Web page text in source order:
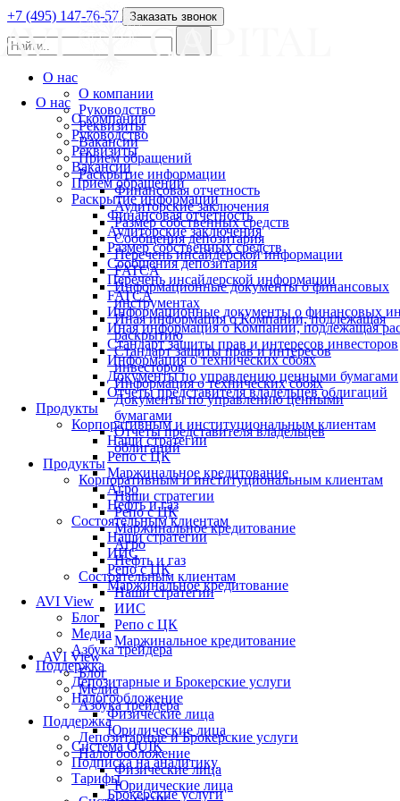
О нас
О компании
Руководство
Реквизиты
Вакансии
Прием обращений
Раскрытие информации
Финансовая отчетность
Аудиторские заключения
Размер собственных средств
Сообщения депозитария
Перечень инсайдерской информации
FATCA
Информационные документы о финансовых
Иная информация о Компании, подлежащая
Стандарт защиты прав и интересов инвесторов
Информация о технических сбоях
Документы по управлению ценными бумагами
Отчеты представителя владельцев облигаций
Продукты
Корпоративным и институциональным клиентам
Наши стратегии
Репо с ЦК
Маржинальное кредитование
Агро
Нефть и газ
Состоятельным клиентам
Наши стратегии
ИИС
Репо с ЦК
Маржинальное кредитование
AVI View
Блог
Медиа
Азбука трейдера
Поддержка
Депозитарные и Брокерские услуги
Налогообложение
Физические лица
Юридические лица
Система QUIK
Подписка на аналитику
Тарифы
Брокерские услуги
+7 (495) 147-76-57 Заказать звонок
О нас
О компании
Руководство
Реквизиты
Вакансии
Прием обращений
Раскрытие информации
Финансовая отчетность
Аудиторские заключения
Размер собственных средств
Сообщения депозитария
Перечень инсайдерской информации
FATCA
Информационные документы о финансовых
инструментах
Иная информация о Компании, подлежащая
раскрытию
Стандарт защиты прав и интересов
инвесторов
Информация о технических сбоях
Документы по управлению ценными
бумагами
Отчеты представителя владельцев
облигаций
Продукты
Корпоративным и институциональным клиентам
Наши стратегии
Репо с ЦК
Маржинальное кредитование
Агро
Нефть и газ
Состоятельным клиентам
Наши стратегии
ИИС
Репо с ЦК
Маржинальное кредитование
AVI View
Блог
Медиа
Азбука трейдера
Поддержка
Депозитарные и Брокерские услуги
Налогообложение
Физические лица
Юридические лица